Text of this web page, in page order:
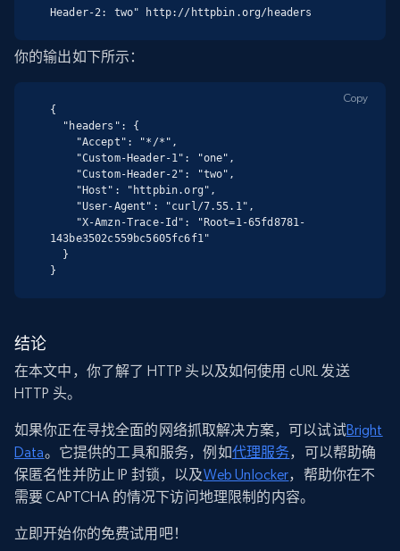
Header-2: two" http://httpbin.org/headers
你的输出如下所示：
{
143be3502c559bc5605fc6f1"
}
Copy
结论
在本文中，你了解了 HTTP 头以及如何使用 cURL 发送
HTTP 头。
如果你正在寻找全面的网络抓取解决方案，可以试试Bright
Data。它提供的工具和服务，例如代理服务，可以帮助确
保匿名性并防止 IP 封锁，以及Web Unlocker，帮助你在不
需要 CAPTCHA 的情况下访问地理限制的内容。
立即开始你的免费试用吧！